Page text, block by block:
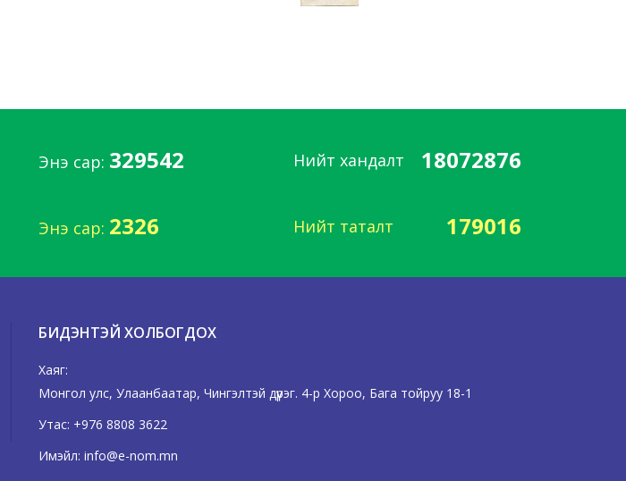
Энэ сар: 329542 Нийт хандалт 18072876
Энэ сар: 2326 Нийт таталт 179016
БИДЭНТЭЙ ХОЛБОГДОХ
Хаяг:
Монгол улс, Улаанбаатар, Чингэлтэй дүүрэг. 4-р Хороо, Бага тойруу 18-1
Утас: +976 8808 3622
Имэйл: info@e-nom.mn